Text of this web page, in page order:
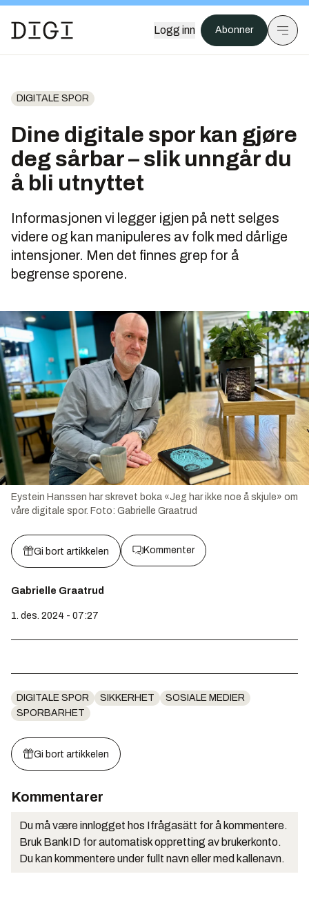
Logg inn Abonner
DIGITALE SPOR
Dine digitale spor kan gjøre
deg sårbar – slik unngår du
å bli utnyttet
Informasjonen vi legger igjen på nett selges
videre og kan manipuleres av folk med dårlige
intensjoner. Men det finnes grep for å
begrense sporene.
Eystein Hanssen har skrevet boka «Jeg har ikke noe å skjule» om
våre digitale spor. Foto: Gabrielle Graatrud
Gi bort artikkelen Kommenter
Gabrielle Graatrud
1. des. 2024 - 07:27
DIGITALE SPOR SIKKERHET
SOSIALE MEDIER
SPORBARHET
Gi bort artikkelen
Kommentarer
Du må være innlogget hos Ifrågasätt for å kommentere.
Bruk BankID for automatisk oppretting av brukerkonto.
Du kan kommentere under fullt navn eller med kallenavn.